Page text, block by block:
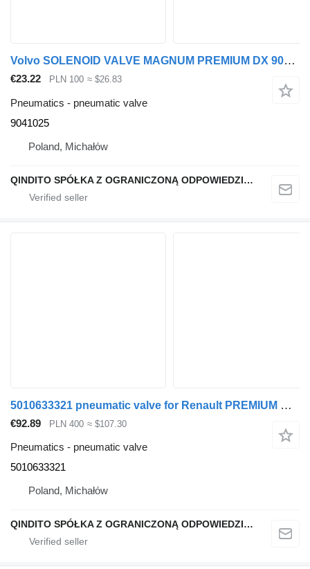
Volvo SOLENOID VALVE MAGNUM PREMIUM DX 9041025 pneumatic valve for Renault MAGNUM PREMIUM DX VOLVO truck tractor
€23.22 PLN 100 ≈ $26.83
Pneumatics - pneumatic valve
9041025
Poland, Michałów
QINDITO SPÓŁKA Z OGRANICZONĄ ODPOWIEDZIALNOŚCIĄ
5010633321 pneumatic valve for Renault PREMIUM DXI KNORR truck tractor
€92.89 PLN 400 ≈ $107.30
Pneumatics - pneumatic valve
5010633321
Poland, Michałów
QINDITO SPÓŁKA Z OGRANICZONĄ ODPOWIEDZIALNOŚCIĄ